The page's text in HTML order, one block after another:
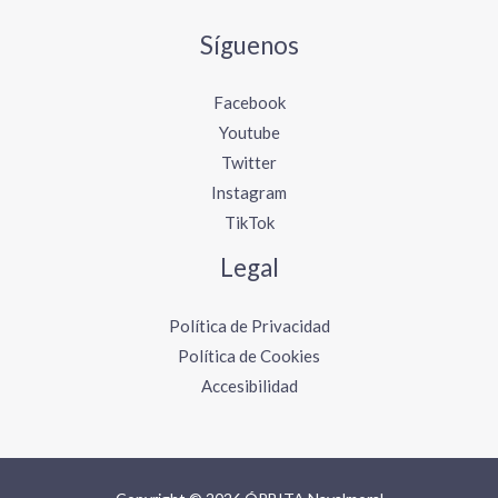
Síguenos
Facebook
Youtube
Twitter
Instagram
TikTok
Legal
Política de Privacidad
Política de Cookies
Accesibilidad